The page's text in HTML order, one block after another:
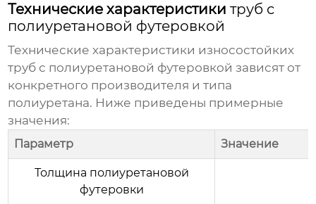
Технические характеристикитруб с
полиуретановой футеровкой
Технические характеристики износостойких
труб с полиуретановой футеровкой зависят от
конкретного производителя и типа
полиуретана. Ниже приведены примерные
значения:
Параметр Значение
Толщина полиуретановой
футеровки